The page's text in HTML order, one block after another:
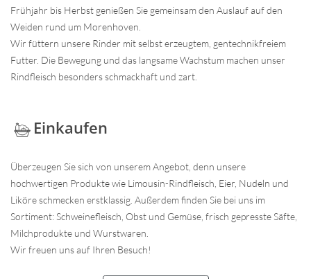
Frühjahr bis Herbst genießen Sie gemeinsam den Auslauf auf den
Weiden rund um Morenhoven.
Wir füttern unsere Rinder mit selbst erzeugtem, gentechnikfreiem
Futter. Die Bewegung und das langsame Wachstum machen unser
Rindfleisch besonders schmackhaft und zart.
Einkaufen
Überzeugen Sie sich von unserem Angebot, denn unsere
hochwertigen Produkte wie Limousin-Rindfleisch, Eier, Nudeln und
Liköre schmecken erstklassig. Außerdem finden Sie bei uns im
Sortiment: Schweinefleisch, Obst und Gemüse, frisch gepresste Säfte,
Milchprodukte und Wurstwaren.
Wir freuen uns auf Ihren Besuch!